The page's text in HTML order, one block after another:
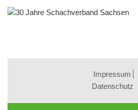
Impressum
Datenschutz